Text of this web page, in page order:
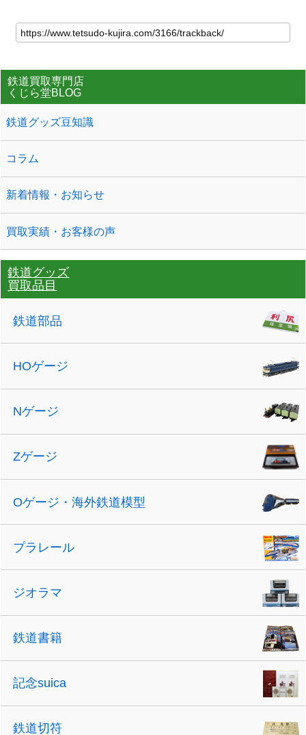
鉄道買取専門店
くじら堂BLOG
鉄道グッズ豆知識
コラム
新着情報・お知らせ
買取実績・お客様の声
鉄道グッズ
買取品目
鉄道部品
HOゲージ
Nゲージ
Zゲージ
Oゲージ・海外鉄道模型
プラレール
ジオラマ
鉄道書籍
記念suica
鉄道切符